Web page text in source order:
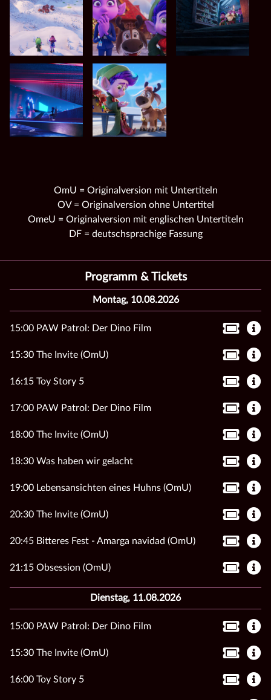
OmU = Originalversion mit Untertiteln
OV = Originalversion ohne Untertitel
OmeU = Originalversion mit englischen Untertiteln
DF = deutschsprachige Fassung
Programm & Tickets
Montag, 10.08.2026
15:00 PAW Patrol: Der Dino Film
15:30 The Invite (OmU)
16:15 Toy Story 5
17:00 PAW Patrol: Der Dino Film
18:00 The Invite (OmU)
18:30 Was haben wir gelacht
19:00 Lebensansichten eines Huhns (OmU)
20:30 The Invite (OmU)
20:45 Bitteres Fest - Amarga navidad (OmU)
21:15 Obsession (OmU)
Dienstag, 11.08.2026
15:00 PAW Patrol: Der Dino Film
15:30 The Invite (OmU)
16:00 Toy Story 5